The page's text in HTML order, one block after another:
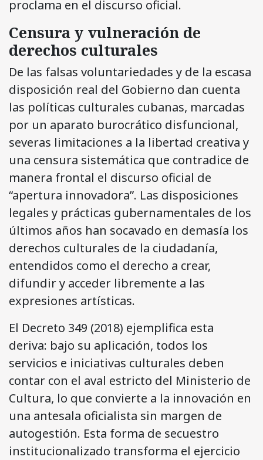
proclama en el discurso oficial.
Censura y vulneración de
derechos culturales
De las falsas voluntariedades y de la escasa
disposición real del Gobierno dan cuenta
las políticas culturales cubanas, marcadas
por un aparato burocrático disfuncional,
severas limitaciones a la libertad creativa y
una censura sistemática que contradice de
manera frontal el discurso oficial de
“apertura innovadora”. Las disposiciones
legales y prácticas gubernamentales de los
últimos años han socavado en demasía los
derechos culturales de la ciudadanía,
entendidos como el derecho a crear,
difundir y acceder libremente a las
expresiones artísticas.
El Decreto 349 (2018) ejemplifica esta
deriva: bajo su aplicación, todos los
servicios e iniciativas culturales deben
contar con el aval estricto del Ministerio de
Cultura, lo que convierte a la innovación en
una antesala oficialista sin margen de
autogestión. Esta forma de secuestro
institucionalizado transforma el ejercicio